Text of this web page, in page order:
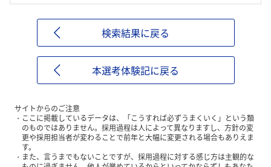
検索結果に戻る
本選考体験記に戻る
サイトからのご注意
ここに掲載しているデータは、「こうすれば必ずうまくいく」という類
のものではありません。採用過程は人によって異なりますし、方針の変
更や採用担当者が変わることで前年と大幅に変更される場合もありえま
す。
また、言うまでもないことですが、採用過程に対する感じ方は主観的な